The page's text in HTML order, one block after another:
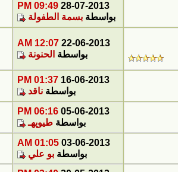
28-07-2013
09:49 PM
بواسطة بسمة الطفولة
22-06-2013
12:07 AM
بواسطة الحنونة
16-06-2013
01:37 PM
بواسطة ناقد
05-06-2013
06:16 PM
بواسطة طيوپهـ
03-06-2013
01:05 AM
بواسطة بو علي